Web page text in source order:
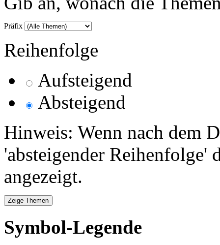
Präfix
Reihenfolge
Aufsteigend
Absteigend
Hinweis: Wenn nach dem
'absteigender Reihenfolge'
angezeigt.
Symbol-Legende